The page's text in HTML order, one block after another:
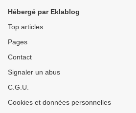
Hébergé par Eklablog
Top articles
Pages
Contact
Signaler un abus
C.G.U.
Cookies et données personnelles